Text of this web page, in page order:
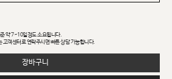
약 7~10일정도 소요됩니다.
고객센터로 연락주시면 빠른 상담 가능합니다.
장바구니